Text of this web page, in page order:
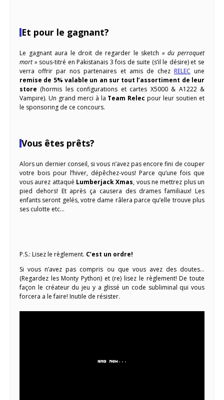
Et pour le gagnant?
Le gagnant aura le droit de regarder le sketch « du perroquet
mort » sous-titré en Pakistanais 3 fois de suite (s’il le désire) et se
verra offrir par nos partenaires et amis de chez RELEC une
remise de 5% valable un an sur tout l’assortiment de leur
store (hormis les configurations et cartes X5000 & A1222 &
Vampire). Un grand merci à la Team Relec pour leur soutien et
le sponsoring de ce concours.
Vous êtes prêts?
Alors un dernier conseil, si vous n’avez pas encore fini de couper
votre bois pour l’hiver, dépêchez-vous! Parce qu’une fois que
vous aurez attaqué Lumberjack Xmas, vous ne mettrez plus un
pied dehors! Et après ça causera des drames familiaux! Les
enfants seront gelés, votre dame râlera parce qu’elle trouve plus
ses culotte etc…
P.S.: Lisez le règlement. C’est un ordre!
Si vous n’avez pas compris ou que vous avez des doutes…
(Regardez les Monty Python) et (re) lisez le règlement! De toute
façon le créateur du jeu y a glissé un code subliminal qui vous
forcera a le faire! Inutile de résister.